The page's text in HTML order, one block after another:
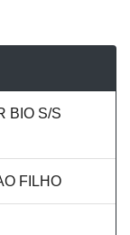
BIO S/S
FILHO